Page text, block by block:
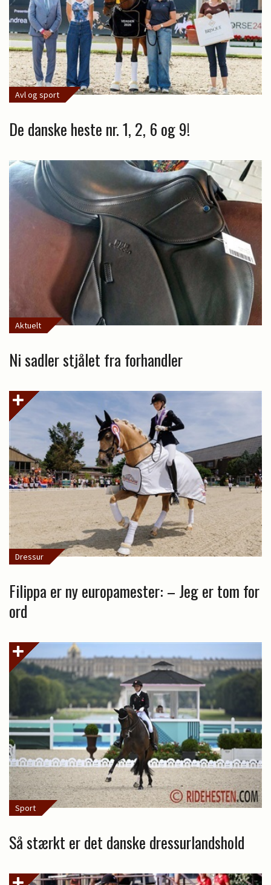
Avl og sport
De danske heste nr. 1, 2, 6 og 9!
Aktuelt
Ni sadler stjålet fra forhandler
Dressur
Filippa er ny europamester: – Jeg er tom for
ord
Sport
Så stærkt er det danske dressurlandshold